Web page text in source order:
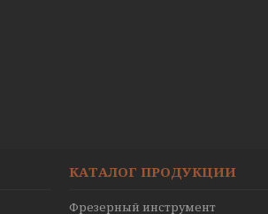
КАТАЛОГ ПРОДУКЦИИ
Фрезерный инструмент